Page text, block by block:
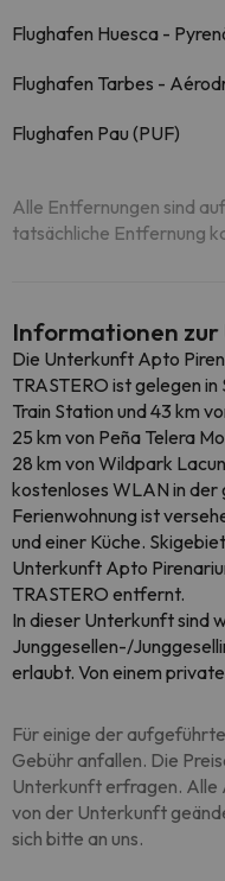
Flughafen Huesca -
Flughafen Tarbes -
Flughafen Pau (PUF)
Alle Entfernungen sind
tatsächliche Entfernung
Informationen
Die Unterkunft Apto
TRASTERO ist gelegen
Train Station und 43 km
25 km von Peña Telera
28 km von Wildpark
kostenloses WLAN in
Ferienwohnung ist
und einer Küche.
Unterkunft Apto
TRASTERO entfernt.
In dieser Unterkunft sind
Junggesellen-/
erlaubt. Von einem
Für einige der
Gebühr anfallen. Die
Unterkunft erfragen. Alle
von der Unterkunft
sich bitte an uns.